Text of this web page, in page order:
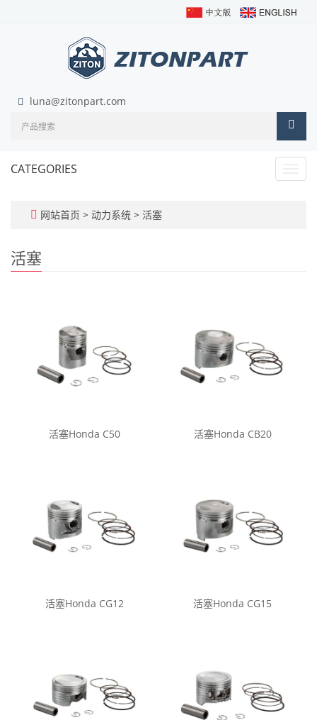
luna@zitonpart.com
CATEGORIES
网站首页 > 动力系统 > 活塞
活塞
活塞Honda C50 活塞Honda CB20
活塞Honda CG12 活塞Honda CG15